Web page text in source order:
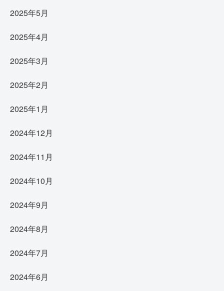
2025年5月
2025年4月
2025年3月
2025年2月
2025年1月
2024年12月
2024年11月
2024年10月
2024年9月
2024年8月
2024年7月
2024年6月